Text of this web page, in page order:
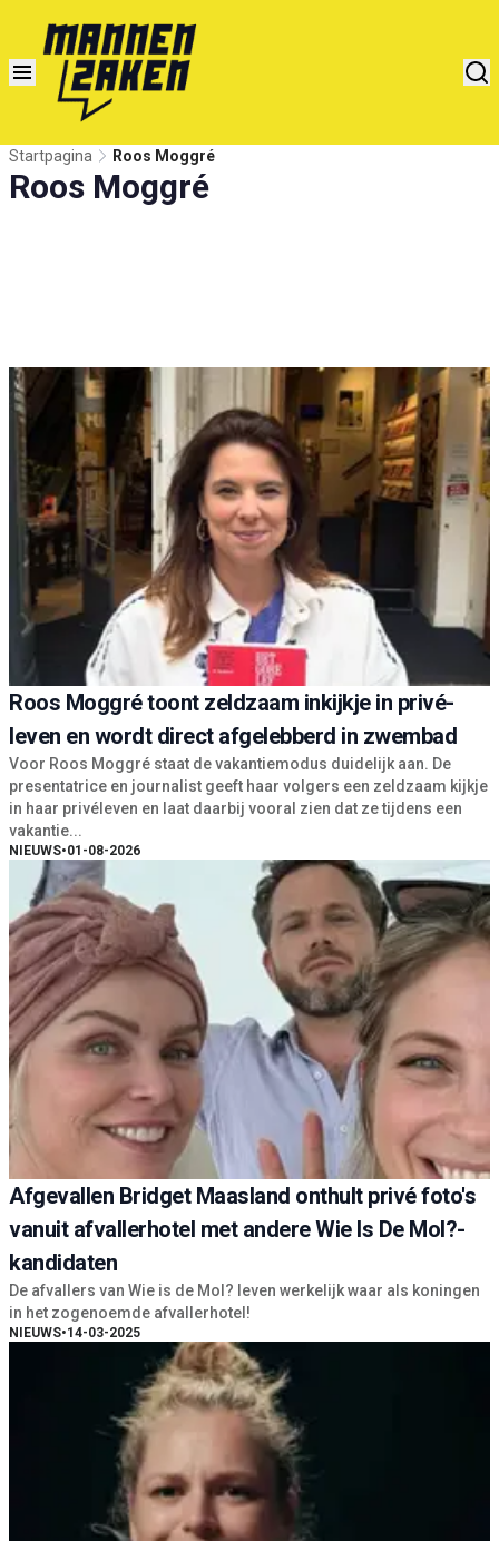
Startpagina Roos Moggré
Roos Moggré
Roos Moggré toont zeldzaam inkijkje in privé-
leven en wordt direct afgelebberd in zwembad
Voor Roos Moggré staat de vakantiemodus duidelijk aan. De
presentatrice en journalist geeft haar volgers een zeldzaam kijkje
in haar privéleven en laat daarbij vooral zien dat ze tijdens een
vakantie...
NIEUWS•01-08-2026
Afgevallen Bridget Maasland onthult privé foto's
vanuit afvallerhotel met andere Wie Is De Mol?-
kandidaten
De afvallers van Wie is de Mol? leven werkelijk waar als koningen
in het zogenoemde afvallerhotel!
NIEUWS•14-03-2025